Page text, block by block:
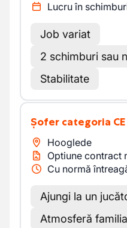
Lucru în
Job variat
2 schimburi sau
Stabilitate
Șofer categoria CE
Hooglede
Optiune contract
Cu normă
Ajungi la un
Atmosferă